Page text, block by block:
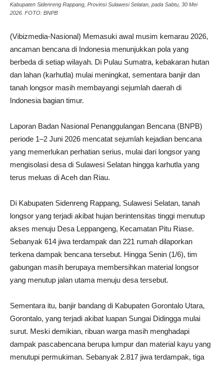
Kabupaten Sidenreng Rappang, Provinsi Sulawesi Selatan, pada Sabtu, 30 Mei
2026. FOTO: BNPB
(Vibizmedia-Nasional) Memasuki awal musim kemarau 2026,
ancaman bencana di Indonesia menunjukkan pola yang
berbeda di setiap wilayah. Di Pulau Sumatra, kebakaran hutan
dan lahan (karhutla) mulai meningkat, sementara banjir dan
tanah longsor masih membayangi sejumlah daerah di
Indonesia bagian timur.
Laporan Badan Nasional Penanggulangan Bencana (BNPB)
periode 1–2 Juni 2026 mencatat sejumlah kejadian bencana
yang memerlukan perhatian serius, mulai dari longsor yang
mengisolasi desa di Sulawesi Selatan hingga karhutla yang
terus meluas di Aceh dan Riau.
Di Kabupaten Sidenreng Rappang, Sulawesi Selatan, tanah
longsor yang terjadi akibat hujan berintensitas tinggi menutup
akses menuju Desa Leppangeng, Kecamatan Pitu Riase.
Sebanyak 614 jiwa terdampak dan 221 rumah dilaporkan
terkena dampak bencana tersebut. Hingga Senin (1/6), tim
gabungan masih berupaya membersihkan material longsor
yang menutup jalan utama menuju desa tersebut.
Sementara itu, banjir bandang di Kabupaten Gorontalo Utara,
Gorontalo, yang terjadi akibat luapan Sungai Didingga mulai
surut. Meski demikian, ribuan warga masih menghadapi
dampak pascabencana berupa lumpur dan material kayu yang
menutupi permukiman. Sebanyak 2.817 jiwa terdampak, tiga